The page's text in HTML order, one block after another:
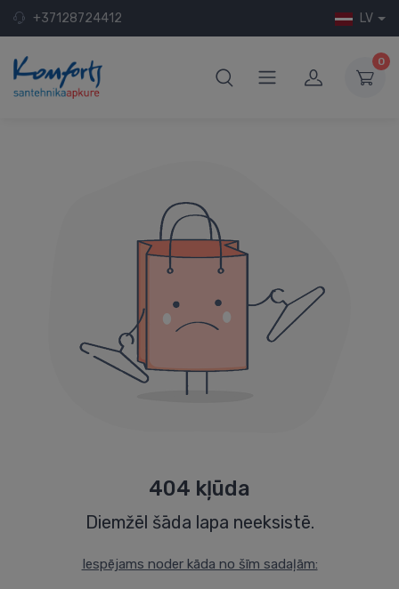
+37128724412 LV
0
404 kļūda
Diemžēl šāda lapa neeksistē.
Iespējams noder kāda no šīm sadaļām: